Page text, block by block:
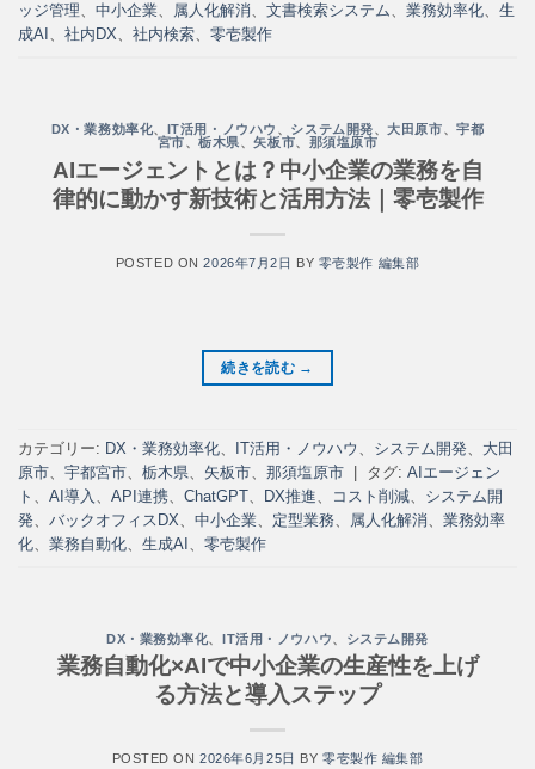
ッジ管理、 中小企業、 属人化解消、 文書検索システム、 業務効率化、 生
成AI 、 社内DX、 社内検索、 零壱製作
DX・業務効率化、 IT活用・ノウハウ 、 システム開発、大田原市、宇都
宮市、栃木県、矢板市、 那須塩原市
AIエージェントとは？中小企業の業務を自
律的に動かす新技術と活用方法｜零壱製作
POSTED ON2026年7月2日 BY 零壱製作 編集部
続きを読む →
カテゴリー: DX・業務効率化 IT活用・ノウハウ システム開発
大田
原市
宇都宮市 栃木県 矢板市 那須塩原市 タグ: AIエージェン
ト
AI導入 API連携 ChatGPT DX推進 コスト削減
システム開
発
バックオフィスDX 中小企業 定型業務 属人化解消
業務効率
化
業務自動化 生成AI 零壱製作
DX・業務効率化、IT活用・ノウハウ、 システム開発
業務自動化×AIで中小企業の生産性を上げ
る方法と導入ステップ
POSTED ON2026年6月25日 BY 零壱製作 編集部